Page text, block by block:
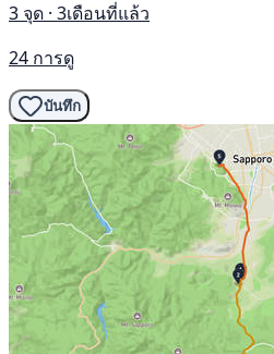
3 จุด · 3เดือนที่แล้ว
24 การดู
บันทึก